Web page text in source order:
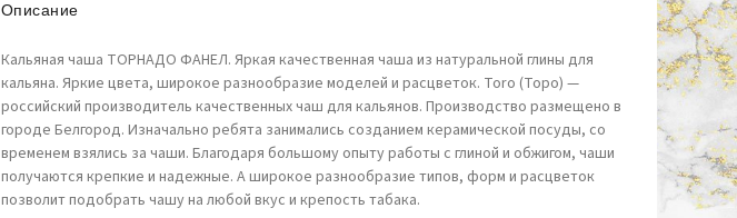
Описание
Кальяная чаша ТОРНАДО ФАНЕЛ. Яркая качественная чаша из натуральной глины для
кальяна. Яркие цвета, широкое разнообразие моделей и расцветок. Toro (Торо) —
российский производитель качественных чаш для кальянов. Производство размещено в
городе Белгород. Изначально ребята занимались созданием керамической посуды, со
временем взялись за чаши. Благодаря большому опыту работы с глиной и обжигом, чаши
получаются крепкие и надежные. А широкое разнообразие типов, форм и расцветок
позволит подобрать чашу на любой вкус и крепость табака.